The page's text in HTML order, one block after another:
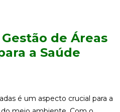
de Áreas
a Saúde
é um aspecto crucial para a